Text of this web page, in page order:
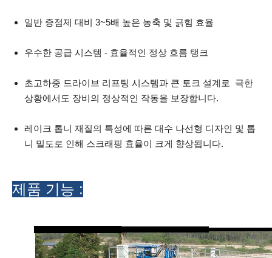
일반 증점제 대비 3~5배 높은 농축 및 긁힘 효율
우수한 공급 시스템 - 효율적인 정상 흐름 탱크
초고하중 드라이브 리프팅 시스템과 큰 토크 설계로 극한
상황에서도 장비의 정상적인 작동을 보장합니다.
레이크 톱니 재질의 특성에 따른 대수 나선형 디자인 및 톱
니 밀도로 인해 스크래핑 효율이 크게 향상됩니다.
제품 기능 :